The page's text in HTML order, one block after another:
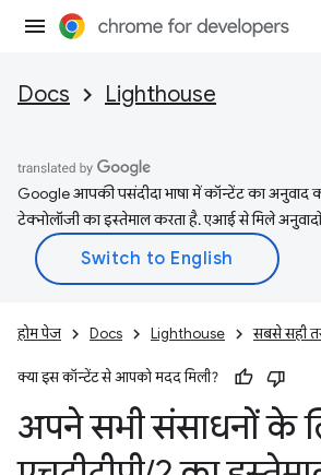
Docs Lighthouse
Google आपकी पसंदीदा भाषा में कॉन्टेंट का
टेक्नोलॉजी का इस्तेमाल करता है. एआई से मिले
होम पेज Docs Lighthouse सबसे सही
क्या इस कॉन्टेंट से आपको मदद मिली?
अपने सभी संसाधनों के